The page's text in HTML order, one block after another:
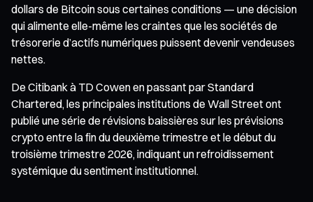
dollars de Bitcoin sous certaines conditions — une décision
qui alimente elle-même les craintes que les sociétés de
trésorerie d’actifs numériques puissent devenir vendeuses
nettes.
De Citibank à TD Cowen en passant par Standard
Chartered, les principales institutions de Wall Street ont
publié une série de révisions baissières sur les prévisions
crypto entre la fin du deuxième trimestre et le début du
troisième trimestre 2026, indiquant un refroidissement
systémique du sentiment institutionnel.